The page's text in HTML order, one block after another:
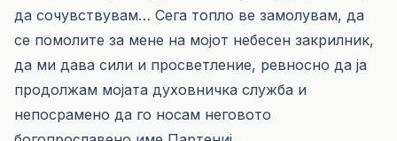
да сочувствувам… Сега топло ве замолувам, да
се помолите за мене на мојот небесен закрилник,
да ми дава сили и просветление, ревносно да ја
продолжам мојата духовничка служба и
непосрамено да го носам неговото